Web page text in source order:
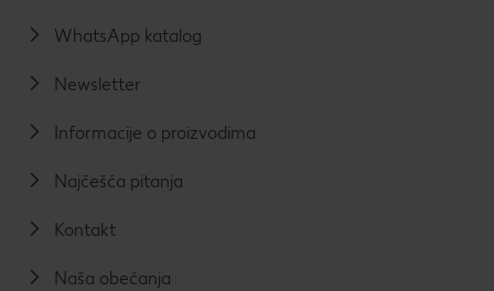
WhatsApp katalog
Newsletter
Informacije o proizvodima
Najčešća pitanja
Kontakt
Naša obećanja